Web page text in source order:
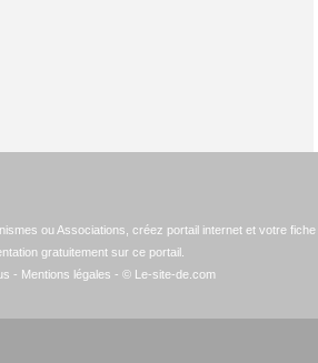
ou Associations, créez portail internet et votre fiche
gratuitement sur ce portail.
- Mentions légales - © Le-site-de.com